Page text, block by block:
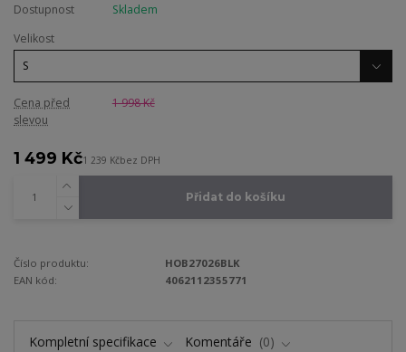
Dostupnost
Skladem
Velikost
Cena před
slevou
1 998 Kč
1 499 Kč1 239 Kčbez DPH
Přidat do košíku
Číslo produktu:
HOB27026BLK
EAN kód:
4062112355771
Kompletní specifikace Komentáře 0